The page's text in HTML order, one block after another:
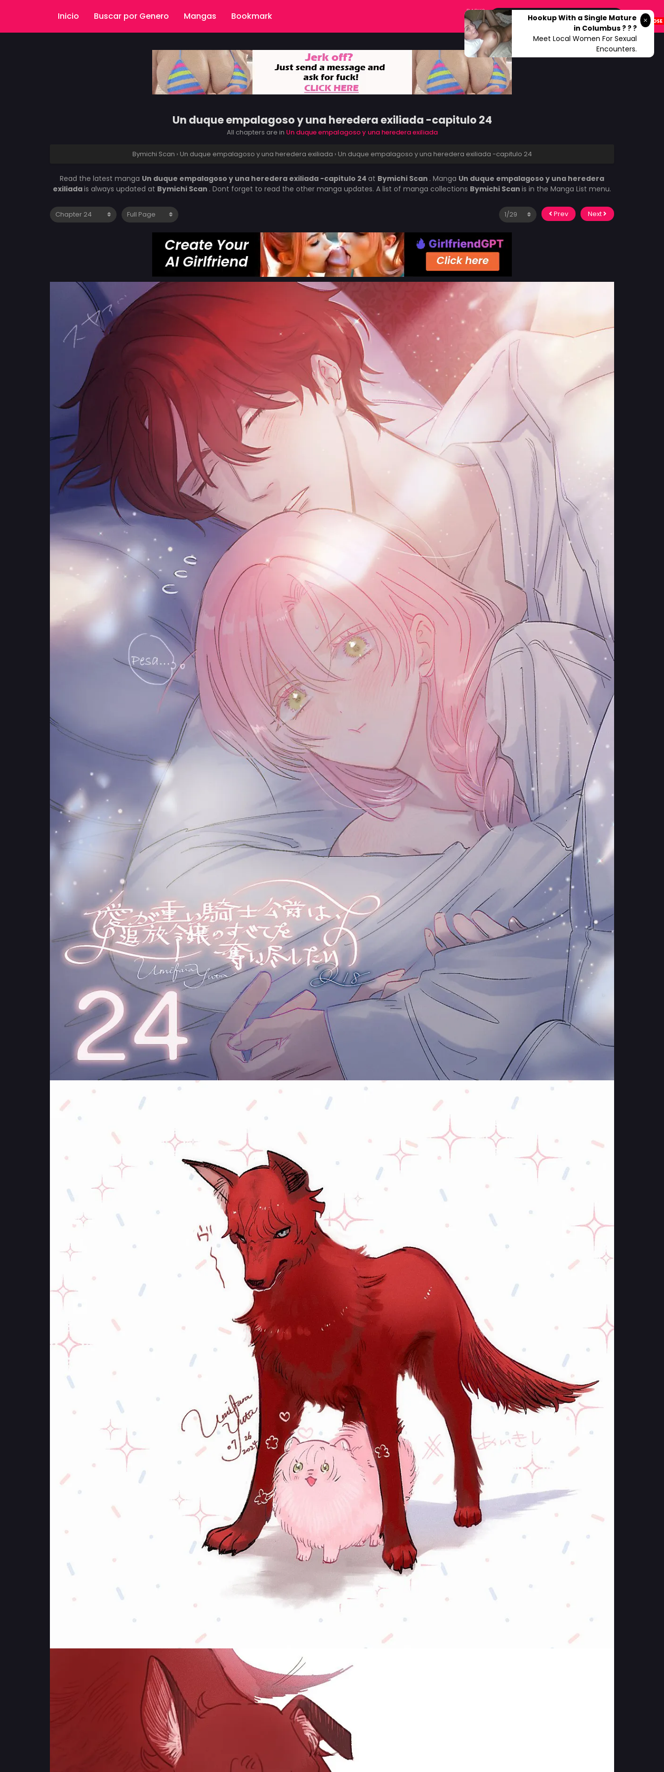
Inicio Buscar por Genero Mangas Bookmark DARK?
Un duque empalagoso y una heredera exiliada -capitulo 24
All chapters are in Un duque empalagoso y una heredera exiliada
Bymichi Scan › Un duque empalagoso y una heredera exiliada › Un duque empalagoso y una heredera exiliada -capitulo 24
Read the latest manga Un duque empalagoso y una heredera exiliada -capitulo 24 at Bymichi Scan . Manga Un duque empalagoso y una heredera
exiliadais always updated at Bymichi Scan . Dont forget to read the other manga updates. A list of manga collections Bymichi Scan is in the Manga List menu.
Prev Next
Hookup With a Single Mature
in Columbus ? ? ?
Meet Local Women For Sexual
Encounters.